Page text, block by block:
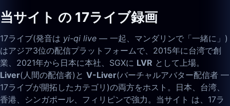
当サイト の 17ライブ録画
17ライブ(発音は yi-qi live — 一起、マンダリンで「一緒に」)
はアジア3位の配信プラットフォームで、2015年に台湾で創
業、2021年から日本に本社、SGXに LVR として上場。
Liver(人間の配信者)と V-Liver(バーチャルアバター配信者 —
17ライブが開拓したカテゴリ)の両方をホスト。日本、台湾、
香港、シンガポール、フィリピンで強力。当サイト は、17ラ